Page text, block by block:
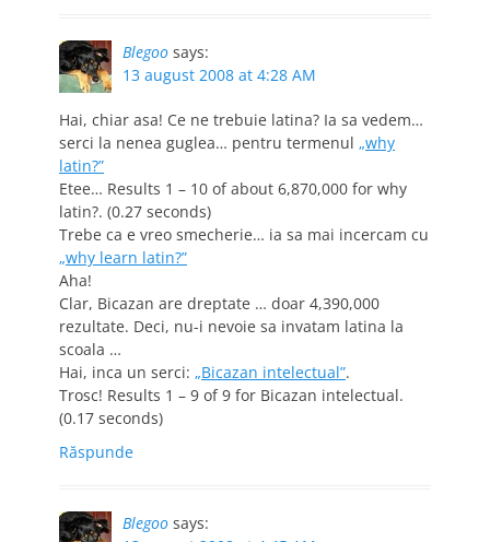
Blegoo says:
13 august 2008 at 4:28 AM
Hai, chiar asa! Ce ne trebuie latina? Ia sa vedem…
serci la nenea guglea… pentru termenul „why
latin?”
Etee… Results 1 – 10 of about 6,870,000 for why
latin?. (0.27 seconds)
Trebe ca e vreo smecherie… ia sa mai incercam cu
„why learn latin?”
Aha!
Clar, Bicazan are dreptate … doar 4,390,000
rezultate. Deci, nu-i nevoie sa invatam latina la
scoala …
Hai, inca un serci: „Bicazan intelectual”.
Trosc! Results 1 – 9 of 9 for Bicazan intelectual.
(0.17 seconds)
Răspunde
Blegoo says: